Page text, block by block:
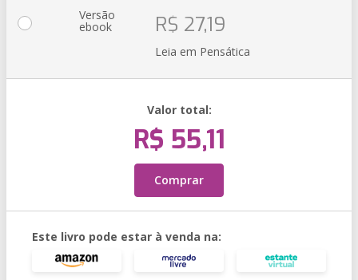
Versão
ebook R$ 27,19
Leia em Pensática
Valor total:
R$ 55,11
Comprar
Este livro pode estar à venda na: